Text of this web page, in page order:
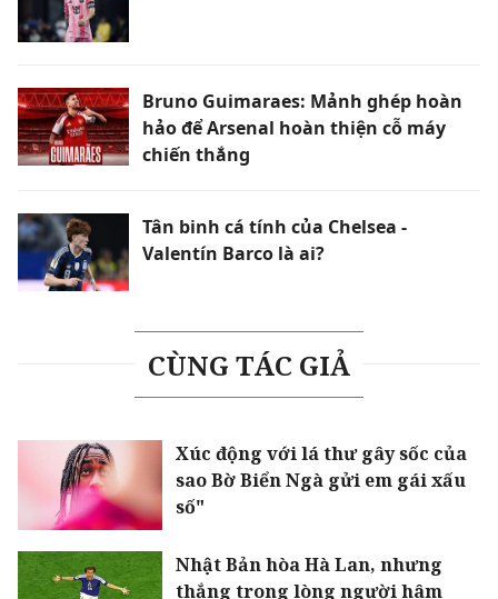
Bruno Guimaraes: Mảnh ghép hoàn
hảo để Arsenal hoàn thiện cỗ máy
chiến thắng
Tân binh cá tính của Chelsea -
Valentín Barco là ai?
CÙNG TÁC GIẢ
Xúc động với lá thư gây sốc của
sao Bờ Biển Ngà gửi em gái xấu
số"
Nhật Bản hòa Hà Lan, nhưng
thắng trong lòng người hâm